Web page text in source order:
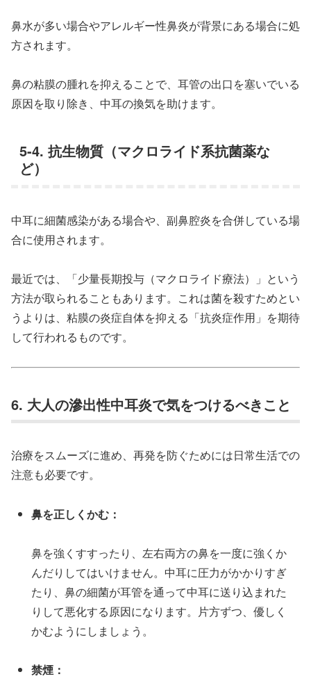
鼻水が多い場合やアレルギー性鼻炎が背景にある場合に処
方されます。
鼻の粘膜の腫れを抑えることで、耳管の出口を塞いでいる
原因を取り除き、中耳の換気を助けます。
5-4. 抗生物質（マクロライド系抗菌薬な
ど）
中耳に細菌感染がある場合や、副鼻腔炎を合併している場
合に使用されます。
最近では、「少量長期投与（マクロライド療法）」という
方法が取られることもあります。これは菌を殺すためとい
うよりは、粘膜の炎症自体を抑える「抗炎症作用」を期待
して行われるものです。
6. 大人の滲出性中耳炎で気をつけるべきこと
治療をスムーズに進め、再発を防ぐためには日常生活での
注意も必要です。
鼻を正しくかむ：
鼻を強くすすったり、左右両方の鼻を一度に強くか
んだりしてはいけません。中耳に圧力がかかりすぎ
たり、鼻の細菌が耳管を通って中耳に送り込まれた
りして悪化する原因になります。片方ずつ、優しく
かむようにしましょう。
禁煙：